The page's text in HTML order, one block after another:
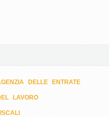
DELLE ENTRATE
LAVORO